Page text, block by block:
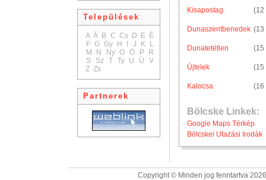
Települések
A Á B C Cs D E É
F G Gy H J K
L
M
N Ny O Ö P
R
S
Sz T Ty U Ü
V
Z Zs
Partnerek
Kisapostag
(12
Dunaszentbenedek (13
Dunatetétlen (15
Újtelek (15
Kalocsa (16
Bölcske Linkek:
Google Maps Térkép
Bölcskei Utazási Irodák
Copyright © Minden jog fenntartva